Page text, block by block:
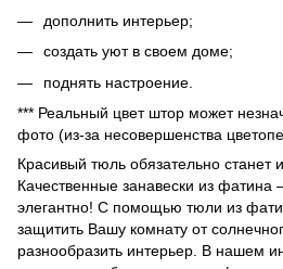
дополнить интерьер;
создать уют в своем доме;
поднять настроение.
*** Реальный цвет штор может
фото (из-за несовершенства
Красивый тюль обязательно
Качественные занавески из фатина
элегантно! С помощью тюли из
защитить Вашу комнату от
разнообразить интерьер. В нашем